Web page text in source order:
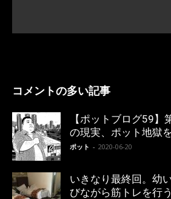
コメントの多い記事
【ポットブログ59
の現実、ポット地獄を
ポット - 2020-06-20
いきなり最終回。幼
びながら筋トレを行